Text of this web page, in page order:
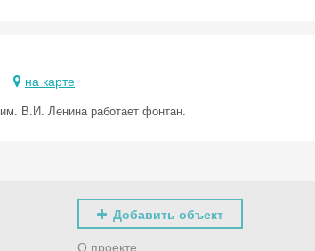
на карте
В.И. Ленина работает фонтан.
Добавить объект
О проекте